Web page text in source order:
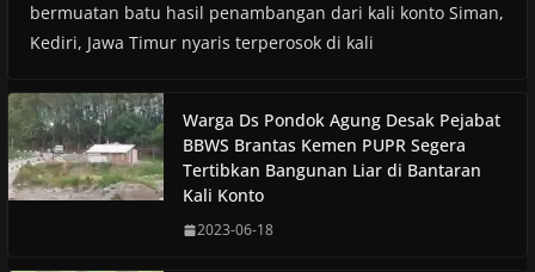
bermuatan batu hasil penambangan dari kali konto Siman,
Kediri, Jawa Timur nyaris terperosok di kali
Warga Ds Pondok Agung Desak Pejabat
BBWS Brantas Kemen PUPR Segera
Tertibkan Bangunan Liar di Bantaran
Kali Konto
2023-06-18